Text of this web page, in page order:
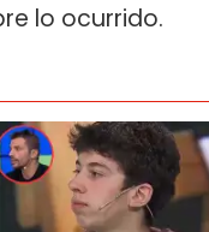
lo ocurrido.